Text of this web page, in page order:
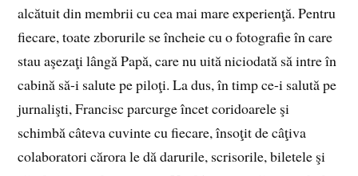
alcătuit din membrii cu cea mai mare experienţă. Pentru
fiecare, toate zborurile se încheie cu o fotografie în care
stau aşezaţi lângă Papă, care nu uită niciodată să intre în
cabină să-i salute pe piloţi. La dus, în timp ce-i salută pe
jurnalişti, Francisc parcurge încet coridoarele şi
schimbă câteva cuvinte cu fiecare, însoţit de câţiva
colaboratori cărora le dă darurile, scrisorile, biletele şi